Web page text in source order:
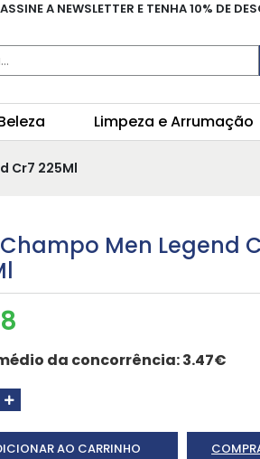
ASSINE A NEWSLETTER E TENHA 10% DE
Limpeza e Arrumação
Cr7 225Ml
Men Legend
da concorrência:3.47€
AO CARRINHO